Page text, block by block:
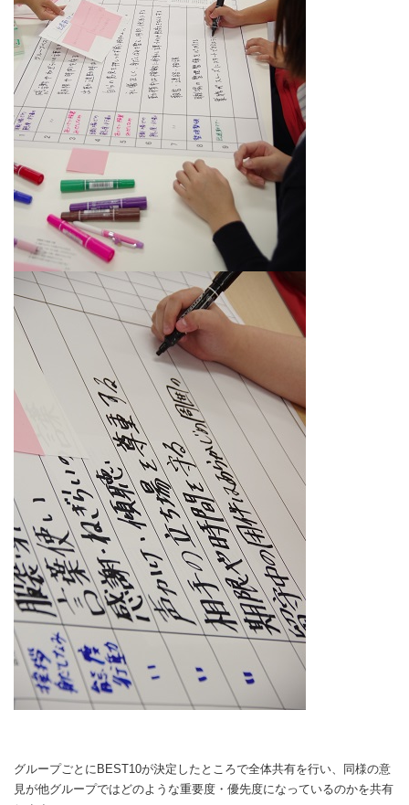
グループごとにBEST10が決定したところで全体共有を行い、同様の意
見が他グループではどのような重要度・優先度になっているのかを共有